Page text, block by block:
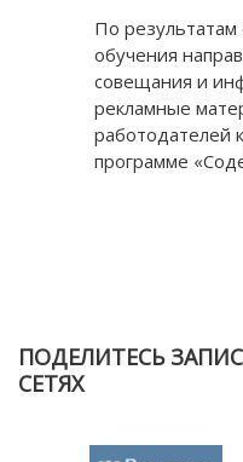
По
обучения
совещания и
рекламные
работодателей
программе
ПОДЕЛИТЕСЬ
СЕТЯХ